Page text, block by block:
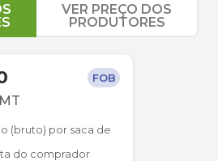
VER PREÇO DOS
PRODUTORES
FOB
MT
(bruto) por saca de
do comprador